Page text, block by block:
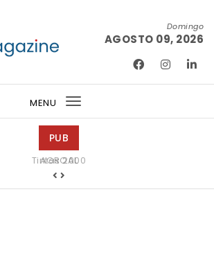
Domingo
AGOSTO 09, 2026
MENU
Toggle
PUB
Tintas 2000